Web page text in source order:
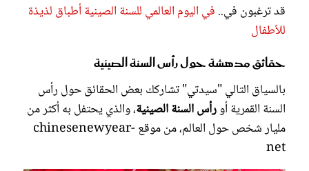
قد ترغبون في.. في اليوم العالمي للسنة الصينية أطباق لذيذة
للأطفال
حقائق مدهشة حول رأس السنة الصينية
بالسياق التالي "سيدتي" تشاركك بعض الحقائق حول رأس
السنة القمرية أورأس السنة الصينية، والذي يحتفل به أكثر من
مليار شخص حول العالم، من موقع chinesenewyear-
net